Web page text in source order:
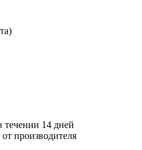
течении 14 дней
производителя